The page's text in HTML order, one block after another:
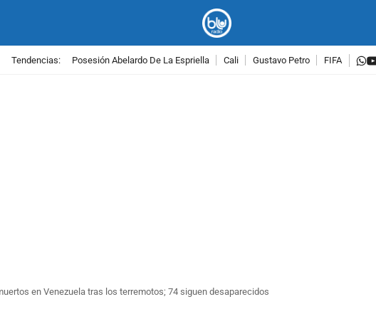
Tendencias: Posesión Abelardo De La Espriella Cali Gustavo Petro FIFA
en Venezuela tras los terremotos; 74 siguen desaparecidos